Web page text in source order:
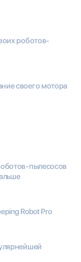
роботов-
своего мотора
пылесосов
Robot Pro